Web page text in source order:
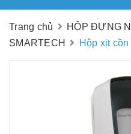
Trang chủ
HỘP ĐỰNG
SMARTECH
Hộp xịt